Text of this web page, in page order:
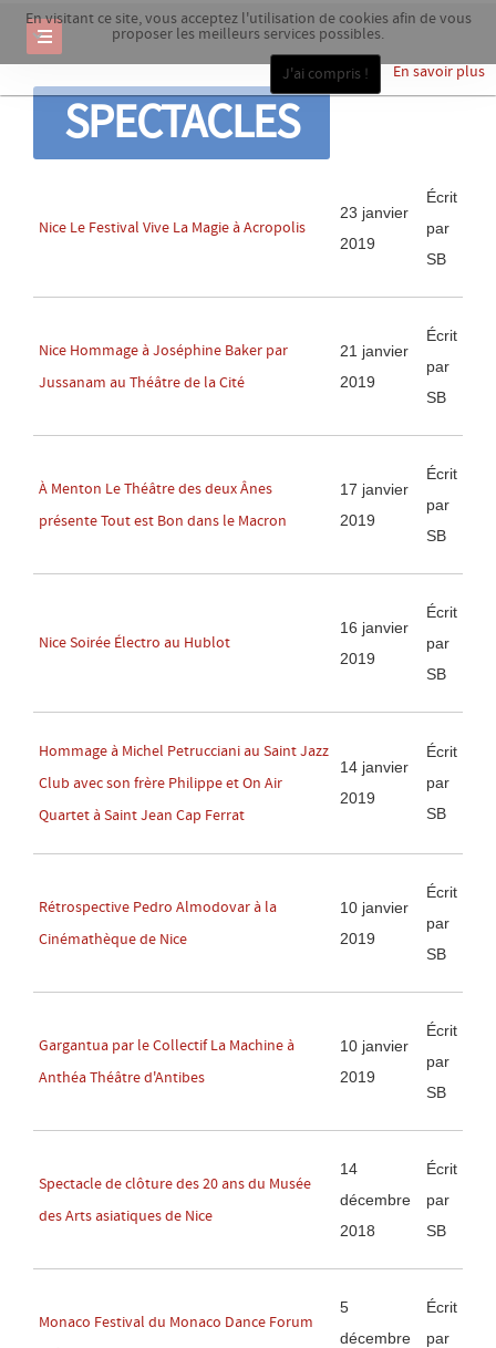
En visitant ce site, vous acceptez l'utilisation de cookies afin de vous
proposer les meilleurs services possibles.
En savoir plus
J'ai compris !
SPECTACLES
Nice Le Festival Vive La Magie à Acropolis
23 janvier
2019
Écrit
par
SB
Nice Hommage à Joséphine Baker par
Jussanam au Théâtre de la Cité
21 janvier
2019
Écrit
par
SB
À Menton Le Théâtre des deux Ânes
présente Tout est Bon dans le Macron
17 janvier
2019
Écrit
par
SB
Nice Soirée Électro au Hublot
16 janvier
2019
Écrit
par
SB
Hommage à Michel Petrucciani au Saint Jazz
Club avec son frère Philippe et On Air
Quartet à Saint Jean Cap Ferrat
14 janvier
2019
Écrit
par
SB
Rétrospective Pedro Almodovar à la
Cinémathèque de Nice
10 janvier
2019
Écrit
par
SB
Gargantua par le Collectif La Machine à
Anthéa Théâtre d'Antibes
10 janvier
2019
Écrit
par
SB
Spectacle de clôture des 20 ans du Musée
des Arts asiatiques de Nice
14
décembre
2018
Écrit
par
SB
Monaco Festival du Monaco Dance Forum
5
décembre
Écrit
par